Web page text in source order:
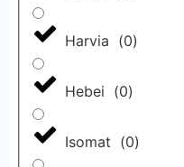
Harvia (0)
Hebei (0)
Isomat (0)